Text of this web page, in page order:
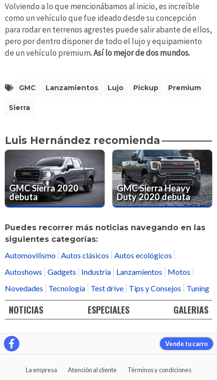
Volviendo a lo que mencionábamos al inicio, es increíble
como un vehículo que fue ideado desde su concepción
para rodar en terrenos agrestes puede salir abante de ellos,
pero por dentro disponer de todo el lujo y equipamiento
de un vehículo premium. Así lo mejor de dos mundos.
GMC Lanzamientos Lujo Pickup Premium
Sierra
Luis Hernández recomienda
GMC Sierra 2020
debuta
GMC Sierra Heavy
Duty 2020 debuta
Puedes recorrer más noticias navegando en las
siguientes categorías:
Automovilismo
Autos clásicos
Autos ecológicos
Autoshows
Gadgets Industria Lanzamientos
Motos
Novedades
Tecnología Test drive Tips y Consejos Tuning
NOTICIAS ESPECIALES GALERIAS
Vende tu carro
La empresa Atención al cliente Términos y condiciones